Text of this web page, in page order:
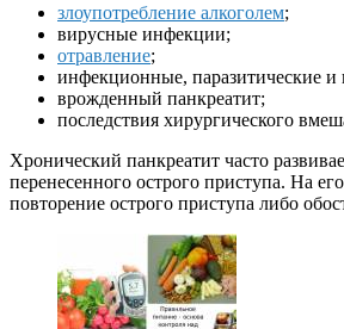
злоупотребление алкоголем;
вирусные инфекции;
отравление;
инфекционные, паразитические
врожденный панкреатит;
последствия хирургического
Хронический панкреатит часто
перенесенного острого приступа. На
повторение острого приступа либо